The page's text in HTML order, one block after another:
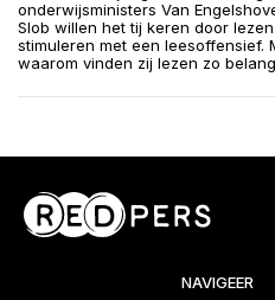
onderwijsministers Van
Slob willen het tij keren door
stimuleren met een leesoffensief.
waarom vinden zij lezen zo
NAVIGEER